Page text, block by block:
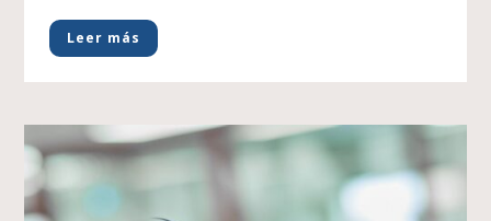
Leer más